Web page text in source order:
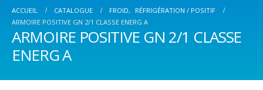
ACCUEIL CATALOGUE FROID,
RÉFRIGÉRATION / POSITIF
ARMOIRE POSITIVE GN 2/1 CLASSE ENERG A
ARMOIRE POSITIVE GN 2/1 CLASSE
ENERG A